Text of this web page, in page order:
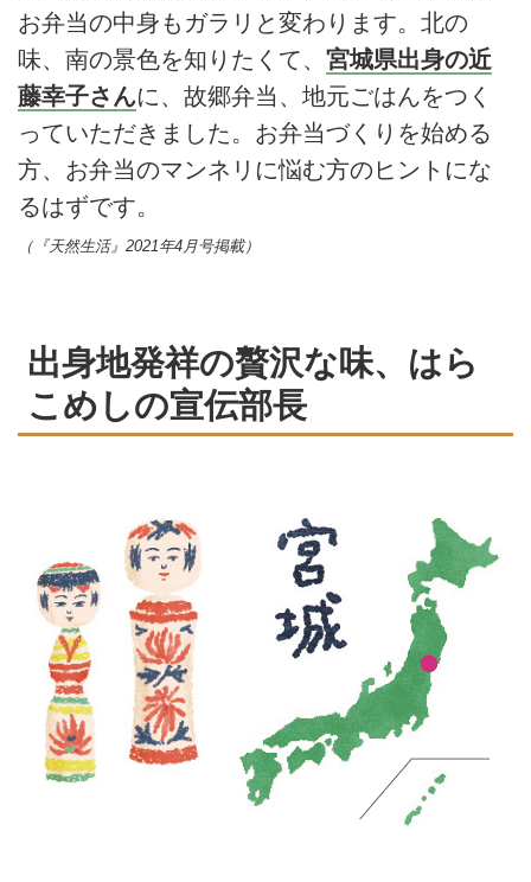
お弁当の中身もガラリと変わります。北の
味、南の景色を知りたくて、 宮城県出身の近
藤幸子さんに、故郷弁当、地元ごはんをつく
っていただきました。お弁当づくりを始める
方、お弁当のマンネリに悩む方のヒントにな
るはずです。
（『天然生活』2021年4月号掲載）
出身地発祥の贅沢な味、はら
こめしの宣伝部長